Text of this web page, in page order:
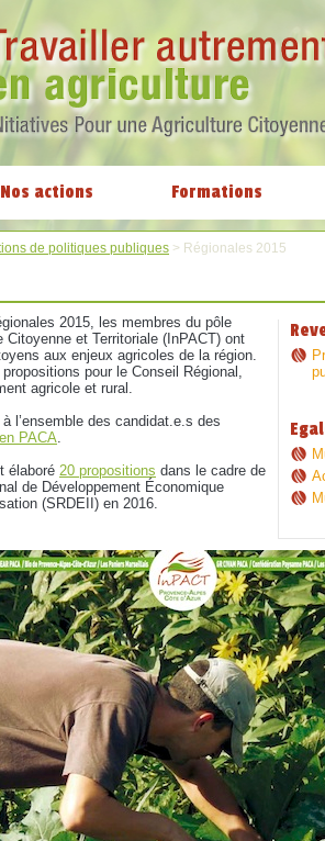
Nos actions Formations
de politiques publiques > Régionales 2015
2015, les membres du pôle
Citoyenne et Territoriale (InPACT) ont
aux enjeux agricoles de la région.
pour le Conseil Régional,
agricole et rural.
l’ensemble des candidat.e.s des
PACA.
élaboré 20 propositions dans le cadre de
de Développement Économique
(SRDEII) en 2016.